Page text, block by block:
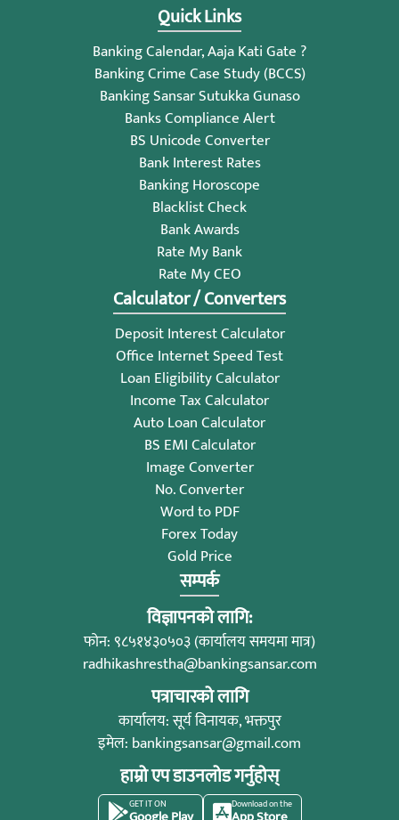
Quick Links
Banking Calendar, Aaja Kati Gate ?
Banking Crime Case Study (BCCS)
Banking Sansar Sutukka Gunaso
Banks Compliance Alert
BS Unicode Converter
Bank Interest Rates
Banking Horoscope
Blacklist Check
Bank Awards
Rate My Bank
Rate My CEO
Calculator / Converters
Deposit Interest Calculator
Office Internet Speed Test
Loan Eligibility Calculator
Income Tax Calculator
Auto Loan Calculator
BS EMI Calculator
Image Converter
No. Converter
Word to PDF
Forex Today
Gold Price
सम्पर्क
विज्ञापनको लागि:
फोन: ९८५१४३०५०३ (कार्यालय समयमा मात्र)
radhikashrestha@bankingsansar.com
पत्राचारको लागि
कार्यालय: सूर्य विनायक, भक्तपुर
इमेल: bankingsansar@gmail.com
हाम्रो एप डाउनलोड गर्नुहोस्
GET IT ON Download on the